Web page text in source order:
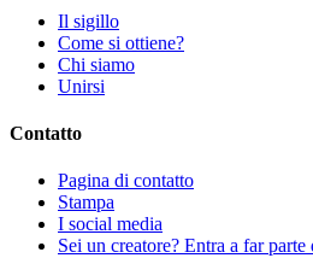
Il sigillo
Come si ottiene?
Chi siamo
Unirsi
Contatto
Pagina di contatto
Stampa
I social media
Sei un creatore? Entra a far parte